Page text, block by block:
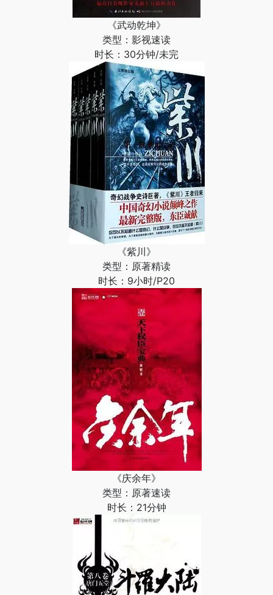
《武动乾坤》
类型：影视速读
时长：30分钟/未完
《紫川》
类型：原著精读
时长：9小时/P20
《庆余年》
类型：原著速读
时长：21分钟